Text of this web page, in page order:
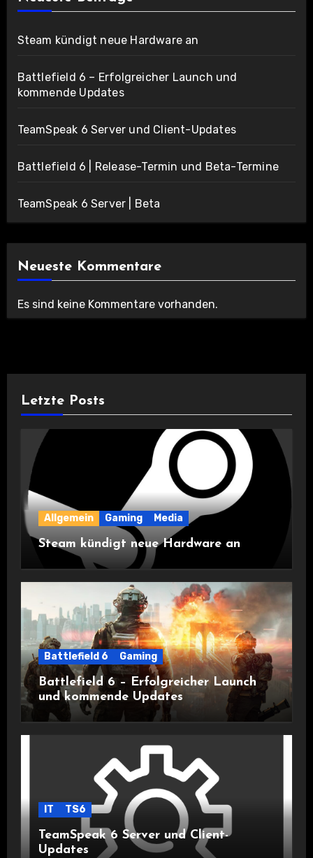
Steam kündigt neue Hardware an
Battlefield 6 – Erfolgreicher Launch und
kommende Updates
TeamSpeak 6 Server und Client-Updates
Battlefield 6 | Release-Termin und Beta-Termine
TeamSpeak 6 Server | Beta
Neueste Kommentare
Es sind keine Kommentare vorhanden.
Letzte Posts
Allgemein Gaming Media
Steam kündigt neue Hardware an
Battlefield 6 Gaming
Battlefield 6 – Erfolgreicher Launch
und kommende Updates
IT TS6
TeamSpeak 6 Server und Client-
Updates